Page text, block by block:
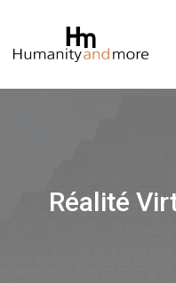
Réalité